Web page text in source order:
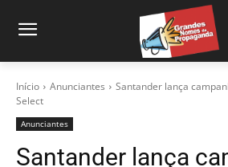
Início Anunciantes
Santander lança
Select
Anunciantes
Santander lança